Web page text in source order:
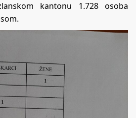
kantonu 1.728 osoba